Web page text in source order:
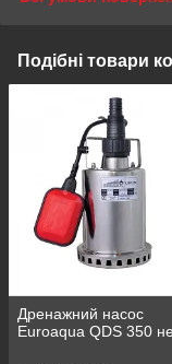
Подібні товари
Дренажний насос
Euroaqua QDS 350